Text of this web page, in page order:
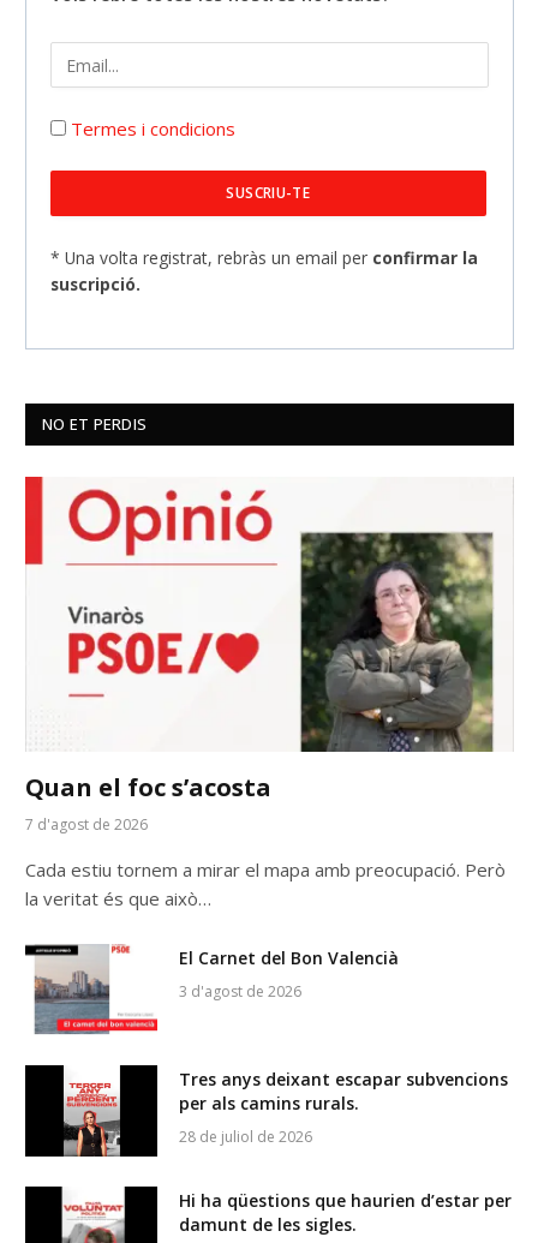
Termes i condicions
* Una volta registrat, rebràs un email per confirmar la
suscripció.
NO ET PERDIS
Quan el foc s’acosta
7 d'agost de 2026
Cada estiu tornem a mirar el mapa amb preocupació. Però
la veritat és que això…
El Carnet del Bon Valencià
3 d'agost de 2026
Tres anys deixant escapar subvencions
per als camins rurals.
28 de juliol de 2026
Hi ha qüestions que haurien d’estar per
damunt de les sigles.